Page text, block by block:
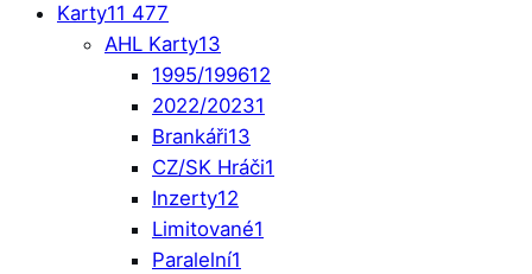
Karty11 477
AHL Karty13
1995/199612
2022/20231
Brankáři13
CZ/SK Hráči1
Inzerty12
Limitované1
Paralelní1